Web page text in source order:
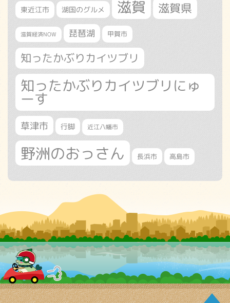
東近江市 湖国のグルメ 滋賀 滋賀県
滋賀経済NOW 琵琶湖 甲賀市
知ったかぶりカイツブリ
知ったかぶりカイツブリにゅ
ーす
草津市 行脚 近江八幡市
野洲のおっさん 長浜市 高島市